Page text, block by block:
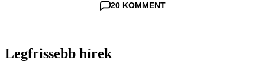
20 KOMMENT
Legfrissebb hírek